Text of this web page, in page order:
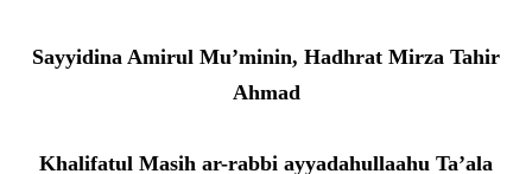
Sayyidina Amirul Mu’minin, Hadhrat Mirza Tahir
Ahmad
Khalifatul Masih ar-rabbi ayyadahullaahu Ta’ala